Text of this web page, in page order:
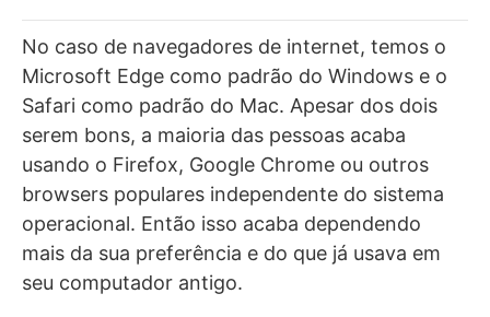
No caso de navegadores de internet, temos o
Microsoft Edge como padrão do Windows e o
Safari como padrão do Mac. Apesar dos dois
serem bons, a maioria das pessoas acaba
usando o Firefox, Google Chrome ou outros
browsers populares independente do sistema
operacional. Então isso acaba dependendo
mais da sua preferência e do que já usava em
seu computador antigo.